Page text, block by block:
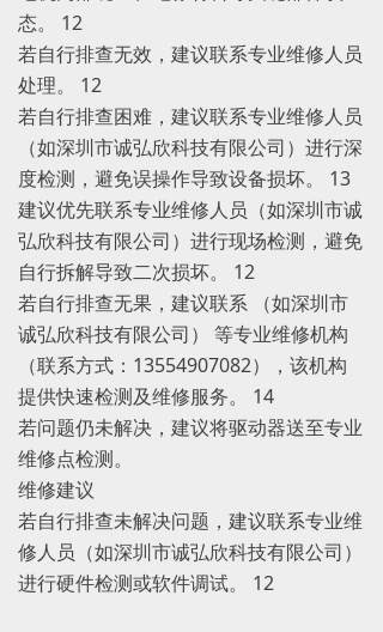
态。 ‌12
若自行排查无效，建议联系专业维修人员
处理。 ‌12
若自行排查困难，建议联系专业维修人员
（如深圳市诚弘欣科技有限公司）进行深
度检测，避免误操作导致设备损坏。 ‌13
建议优先联系专业维修人员（如深圳市诚
弘欣科技有限公司）进行现场检测，避免
自行拆解导致二次损坏。 ‌12
若自行排查无果，建议联系 （如深圳市
诚弘欣科技有限公司） 等专业维修机构
（联系方式：13554907082），该机构
提供快速检测及维修服务。 ‌14
若问题仍未解决，建议将驱动器送至专业
维修点检测。
维修建议
若自行排查未解决问题，建议联系专业维
修人员（如深圳市诚弘欣科技有限公司）
进行硬件检测或软件调试。 ‌12